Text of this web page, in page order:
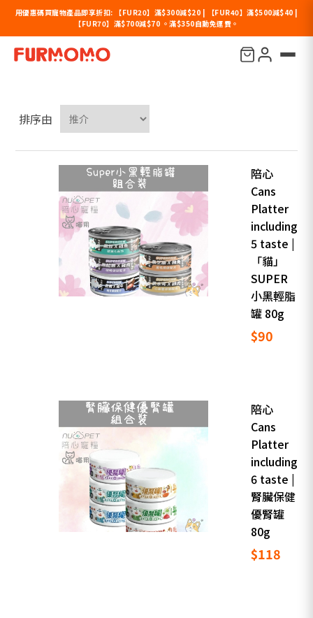
用優惠碼買寵物產品即享折扣: 【FUR20】滿$300減$20 | 【FUR40】滿$500減$40 |
【FUR70】滿$700減$70 。滿$350自動免運費。
陪心
排序由
陪心
Cans
Platter
including
5 taste |
「貓」
SUPER
小黑輕脂
罐 80g
$90
陪心
Cans
Platter
including
6 taste |
腎臟保健
優腎罐
80g
$118